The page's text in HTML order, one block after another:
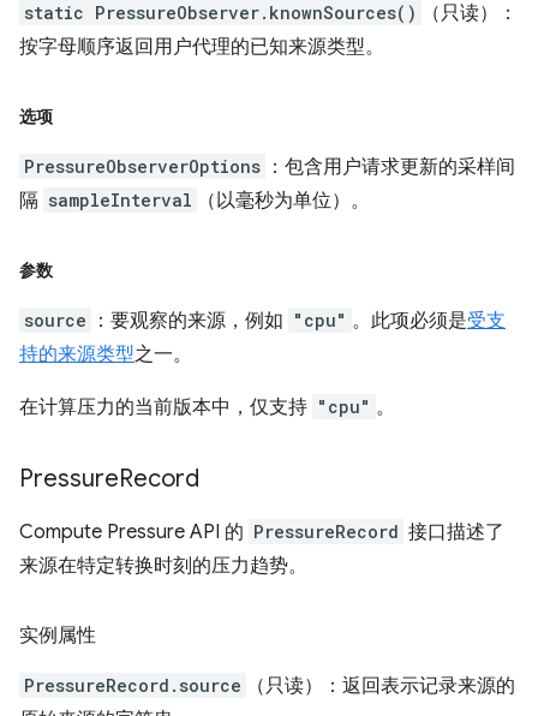
static PressureObserver.knownSources()
（只读）：
按字母顺序返回用户代理的已知来源类型。
选项
PressureObserverOptions ：包含用户请求更新的采样间
隔 sampleInterval （以毫秒为单位）。
参数
source ：要观察的来源，例如 "cpu" 。此项必须是受支
持的来源类型之一。
在计算压力的当前版本中，仅支持 "cpu" 。
PressureRecord
Compute Pressure API 的 PressureRecord 接口描述了
来源在特定转换时刻的压力趋势。
实例属性
PressureRecord.source
（只读）：返回表示记录来源的